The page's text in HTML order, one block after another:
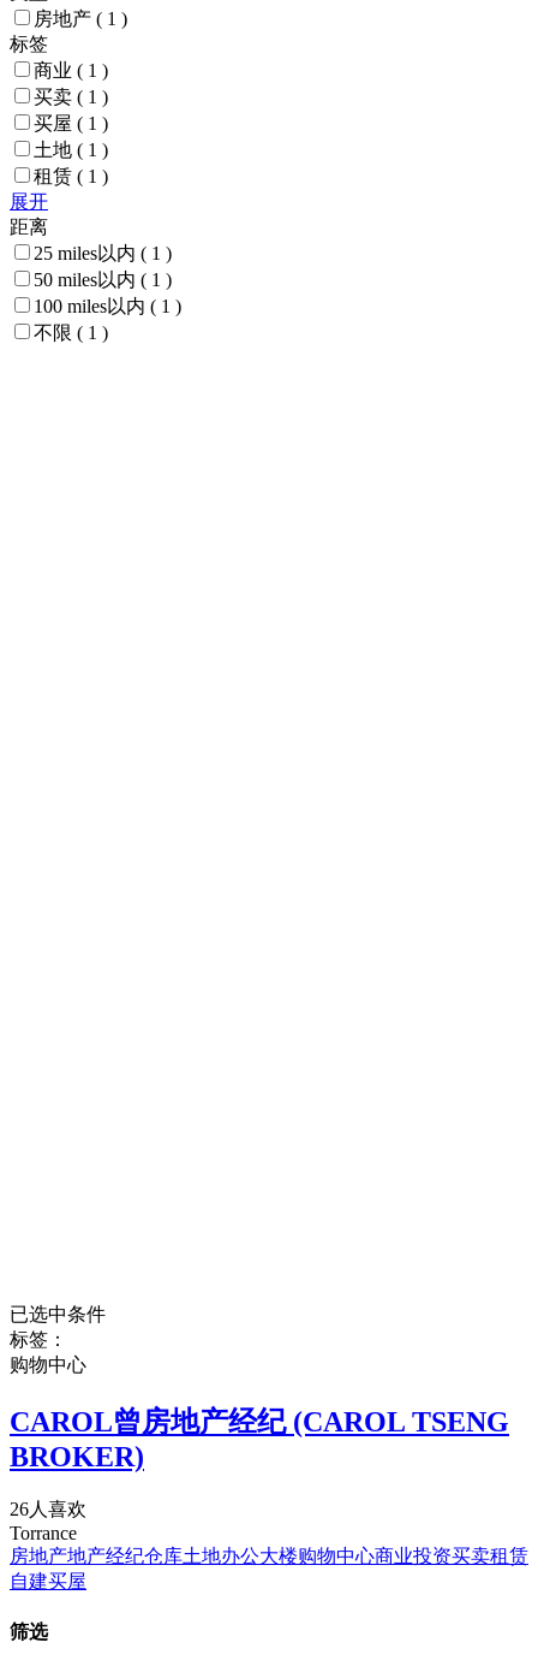
房地产 ( 1 )
标签
商业 ( 1 )
买卖 ( 1 )
买屋 ( 1 )
土地 ( 1 )
租赁 ( 1 )
展开
距离
25 miles以内 ( 1 )
50 miles以内 ( 1 )
100 miles以内 ( 1 )
不限 ( 1 )
已选中条件
标签：
购物中心
CAROL曾房地产经纪 (CAROL TSENG
BROKER)
26人喜欢
Torrance
房地产地产经纪仓库土地办公大楼购物中心商业投资买卖租赁
自建买屋
筛选